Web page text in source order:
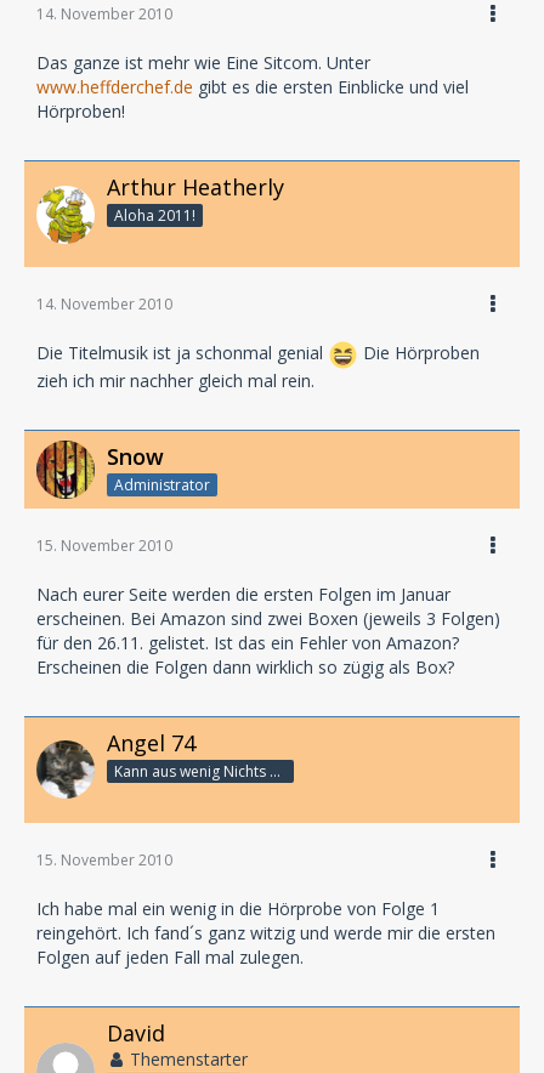
14. November 2010
Das ganze ist mehr wie Eine Sitcom. Unter
www.heffderchef.de gibt es die ersten Einblicke und viel
Hörproben!
Arthur Heatherly
Aloha 2011!
14. November 2010
Die Titelmusik ist ja schonmal genial
Die Hörproben
zieh ich mir nachher gleich mal rein.
Snow
Administrator
15. November 2010
Nach eurer Seite werden die ersten Folgen im Januar
erscheinen. Bei Amazon sind zwei Boxen (jeweils 3 Folgen)
für den 26.11. gelistet. Ist das ein Fehler von Amazon?
Erscheinen die Folgen dann wirklich so zügig als Box?
Angel 74
Kann aus wenig Nichts machen
15. November 2010
Ich habe mal ein wenig in die Hörprobe von Folge 1
reingehört. Ich fand´s ganz witzig und werde mir die ersten
Folgen auf jeden Fall mal zulegen.
David
Themenstarter